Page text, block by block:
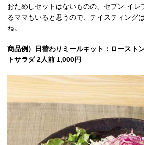
おためしセットはないものの、セブン-イレ
るママもいると思うので、テイスティング
ね。
商品例）日替わりミールキット：ロースト
トサラダ 2人前 1,000円